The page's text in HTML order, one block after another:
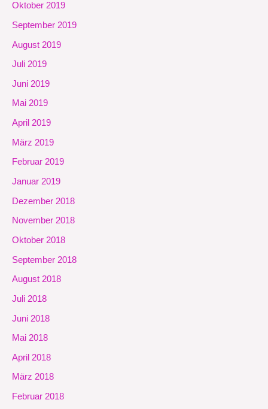
Oktober 2019
September 2019
August 2019
Juli 2019
Juni 2019
Mai 2019
April 2019
März 2019
Februar 2019
Januar 2019
Dezember 2018
November 2018
Oktober 2018
September 2018
August 2018
Juli 2018
Juni 2018
Mai 2018
April 2018
März 2018
Februar 2018